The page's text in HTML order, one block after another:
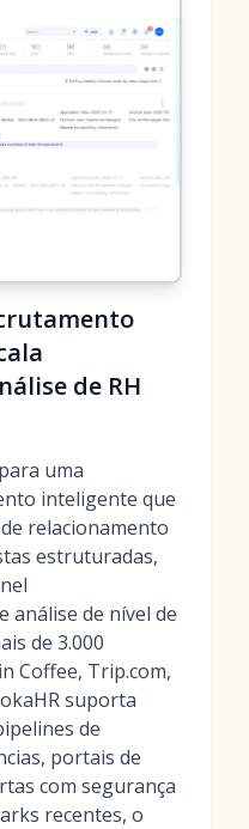
de RH
uma
inteligente que
relacionamento
estruturadas,
análise de nível de
de 3.000
Coffee, Trip.com,
suporta
de
portais de
com segurança
recentes, o